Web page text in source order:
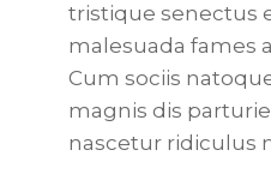
tristique senectus
malesuada fames
Cum sociis
magnis dis
nascetur ridiculus